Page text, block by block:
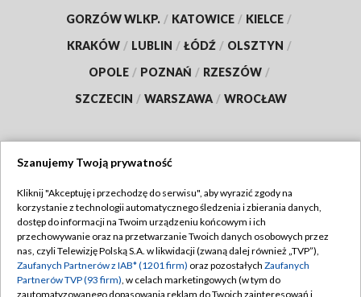
GORZÓW WLKP. / KATOWICE / KIELCE /
KRAKÓW / LUBLIN / ŁÓDŹ / OLSZTYN /
OPOLE / POZNAŃ / RZESZÓW /
SZCZECIN / WARSZAWA / WROCŁAW
TVP
Abonament TVP
Emisja w TVP
Centrum informacji TVP
Regulamin TVP
Polityka prywatności
Moje zgody
Szanujemy Twoją prywatność
Kliknij "Akceptuję i przechodzę do serwisu", aby wyrazić zgody na
korzystanie z technologii automatycznego śledzenia i zbierania danych,
dostęp do informacji na Twoim urządzeniu końcowym i ich
przechowywanie oraz na przetwarzanie Twoich danych osobowych przez
nas, czyli Telewizję Polską S.A. w likwidacji (zwaną dalej również „TVP”),
Zaufanych Partnerów z IAB* (1201 firm) oraz pozostałych Zaufanych
Partnerów TVP (93 firm), w celach marketingowych (w tym do
zautomatyzowanego dopasowania reklam do Twoich zainteresowań i